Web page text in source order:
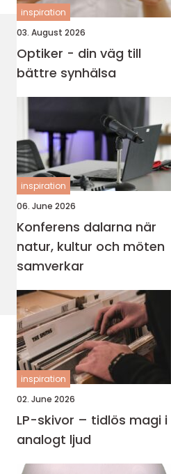
inspiration
03. August 2026
Optiker - din väg till
bättre synhälsa
inspiration
06. June 2026
Konferens dalarna när
natur, kultur och möten
samverkar
inspiration
02. June 2026
LP-skivor – tidlös magi i
analogt ljud